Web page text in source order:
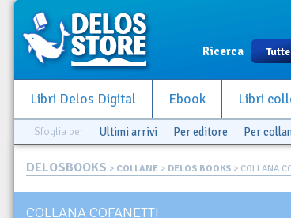
Ricerca
Libri Delos Digital Ebook Libri
Sfoglia per Ultimi arrivi Per editore Per
DELOSBOOKS > COLLANE > DELOS BOOKS > COLLANA
COLLANA COFANETTI